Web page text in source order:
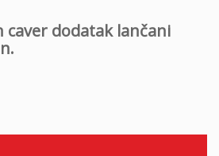
dodatak lančani